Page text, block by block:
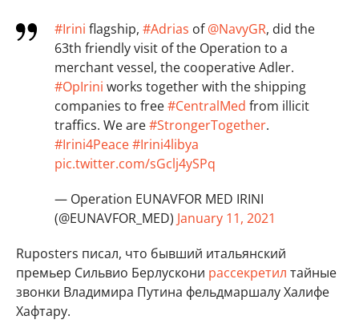
#Irini flagship, #Adrias of@NavyGR, did the
63th friendly visit of the Operation to a
merchant vessel, the cooperative Adler.
#OpIrini works together with the shipping
companies to free#CentralMed from illicit
traffics. We are#StrongerTogether.
#Irini4Peace#Irini4libya
pic.twitter.com/sGclj4ySPq
— Operation EUNAVFOR MED IRINI
(@EUNAVFOR_MED) January 11, 2021
Ruposters писал, что бывший итальянский
премьер Сильвио Берлускони рассекретил тайные
звонки Владимира Путина фельдмаршалу Халифе
Хафтару.